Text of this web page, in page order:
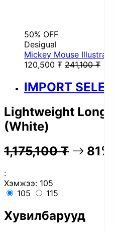
50% OFF
Desigual
Mickey Mouse
120,500 ₮ 241,100 ₮
IMPORT
Lightweight Long
(White)
1,175,100 ₮ 81%
:
Хэмжээ: 105
105
115
Хувилбарууд